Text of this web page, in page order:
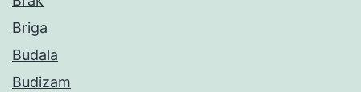
Briga
Budala
Budizam